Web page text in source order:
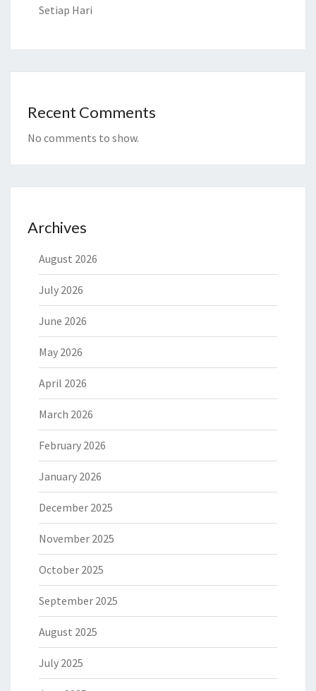
Setiap Hari
Recent Comments
No comments to show.
Archives
August 2026
July 2026
June 2026
May 2026
April 2026
March 2026
February 2026
January 2026
December 2025
November 2025
October 2025
September 2025
August 2025
July 2025